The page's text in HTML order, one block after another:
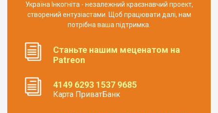
Україна Інкогніта - незалежний краєзнавчий проект,
створений ентузіастами. Щоб працювати далі, нам
потрібна ваша підтримка.
Станьте нашим меценатом на
Patreon
4149 6293 1537 9685
Карта ПриватБанк